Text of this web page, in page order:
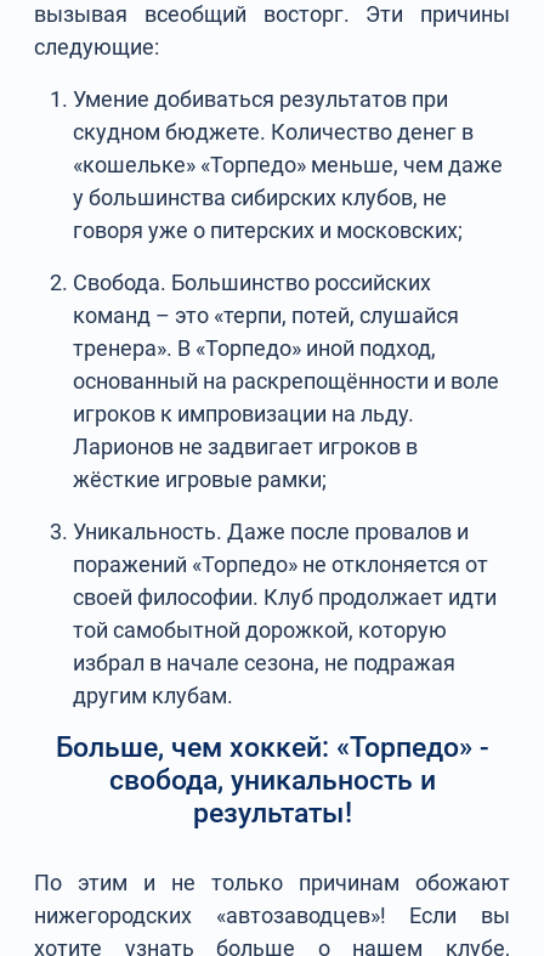
вызывая всеобщий восторг. Эти причины
следующие:
Умение добиваться результатов при
скудном бюджете. Количество денег в
«кошельке» «Торпедо» меньше, чем даже
у большинства сибирских клубов, не
говоря уже о питерских и московских;
Свобода. Большинство российских
команд – это «терпи, потей, слушайся
тренера». В «Торпедо» иной подход,
основанный на раскрепощённости и воле
игроков к импровизации на льду.
Ларионов не задвигает игроков в
жёсткие игровые рамки;
Уникальность. Даже после провалов и
поражений «Торпедо» не отклоняется от
своей философии. Клуб продолжает идти
той самобытной дорожкой, которую
избрал в начале сезона, не подражая
другим клубам.
Больше, чем хоккей: «Торпедо» -
свобода, уникальность и
результаты!
По этим и не только причинам обожают
нижегородских «автозаводцев»! Если вы
хотите узнать больше о нашем клубе,